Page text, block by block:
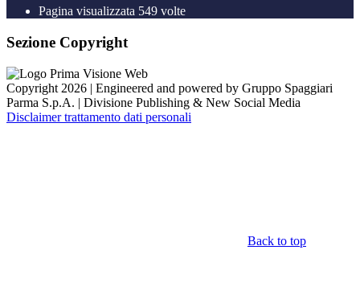
Pagina visualizzata 549 volte
Sezione Copyright
Copyright 2026 | Engineered and powered by Gruppo Spaggiari
Parma S.p.A. | Divisione Publishing & New Social Media
Disclaimer trattamento dati personali
Back to top